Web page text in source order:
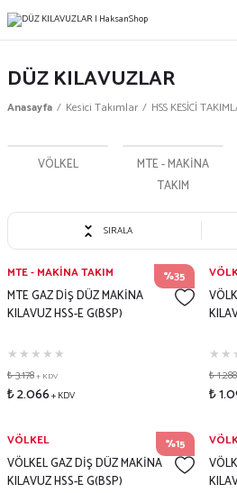
DÜZ KILAVUZLAR
Anasayfa Kesici Takımlar HSS KESİCİ
VÖLKEL
MTE - MAKİNA
TAKIM
SIRALA
%35
MTE - MAKİNA TAKIM
MTE GAZ DİŞ DÜZ MAKİNA
KILAVUZ HSS-E G(BSP)
₺ 3.178+ KDV
₺ 2.066+ KDV
₺ 1.288
₺
%15
VÖLKEL
VÖLKEL GAZ DİŞ DÜZ MAKİNA
KILAVUZ HSS-E G(BSP)